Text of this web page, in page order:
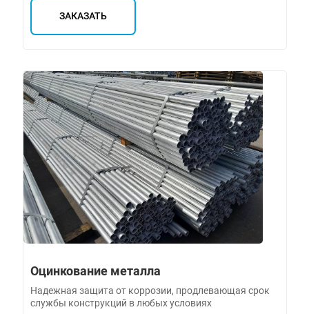
ЗАКАЗАТЬ
Оцинкование металла
Надежная защита от коррозии, продлевающая срок
службы конструкций в любых условиях